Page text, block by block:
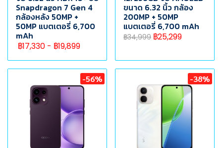
Snapdragon 7 Gen 4
กล้องหลัง 50MP +
50MP แบตเตอรี่ 6,700
mAh
฿17,330 - ฿19,899
ขนาด 6.32 นิ้ว กล้อง
200MP + 50MP
แบตเตอรี่ 6,700 mAh
฿34,999 ฿25,299
-56% -38%